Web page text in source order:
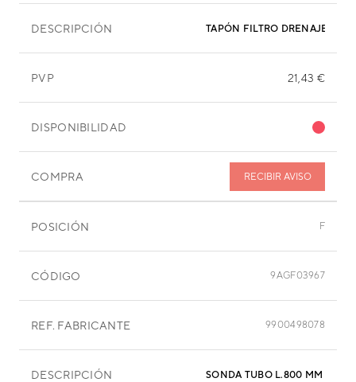
DESCRIPCIÓN TAPÓN FILTRO DRENAJE
PVP 21,43 €
DISPONIBILIDAD
COMPRA RECIBIR AVISO
POSICIÓN F
CÓDIGO 9AGF03967
REF. FABRICANTE 9900498078
DESCRIPCIÓN SONDA TUBO L.800 MM